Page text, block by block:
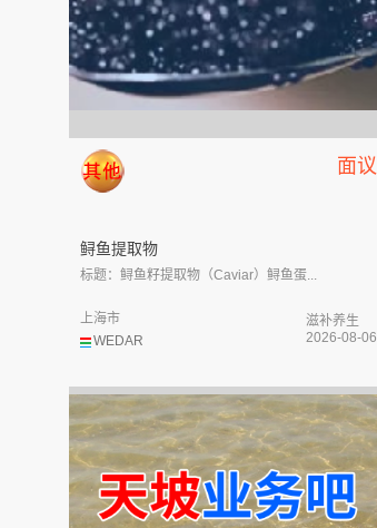
面议
鲟鱼提取物
标题：鲟鱼籽提取物（Caviar）鲟鱼蛋...
WEDAR
上海市
滋补养生
2026-08-06